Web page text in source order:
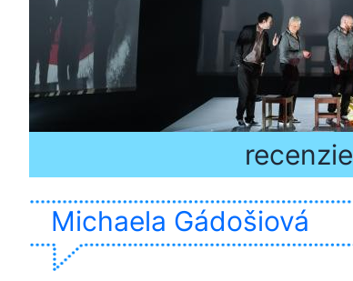
recenzie
Michaela Gádošiová